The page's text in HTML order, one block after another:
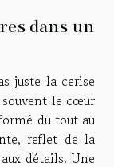
dans un
juste la cerise
le cœur
du tout au
reflet de la
détails. Une